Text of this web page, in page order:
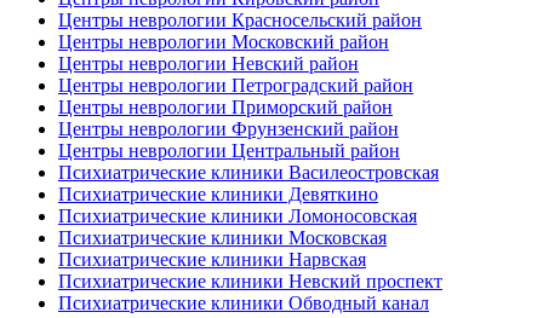
Центры неврологии Красносельский район
Центры неврологии Московский район
Центры неврологии Невский район
Центры неврологии Петроградский район
Центры неврологии Приморский район
Центры неврологии Фрунзенский район
Центры неврологии Центральный район
Психиатрические клиники Василеостровская
Психиатрические клиники Девяткино
Психиатрические клиники Ломоносовская
Психиатрические клиники Московская
Психиатрические клиники Нарвская
Психиатрические клиники Невский проспект
Психиатрические клиники Обводный канал